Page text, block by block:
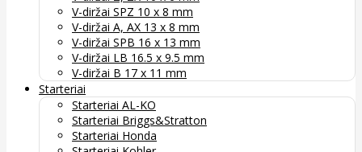
V-diržai SPZ 10 x 8 mm
V-diržai A, AX 13 x 8 mm
V-diržai SPB 16 x 13 mm
V-diržai LB 16.5 x 9.5 mm
V-diržai B 17 x 11 mm
Starteriai
Starteriai AL-KO
Starteriai Briggs&Stratton
Starteriai Honda